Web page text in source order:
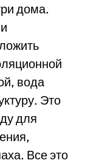
дома.
вода
Это
для
Все это